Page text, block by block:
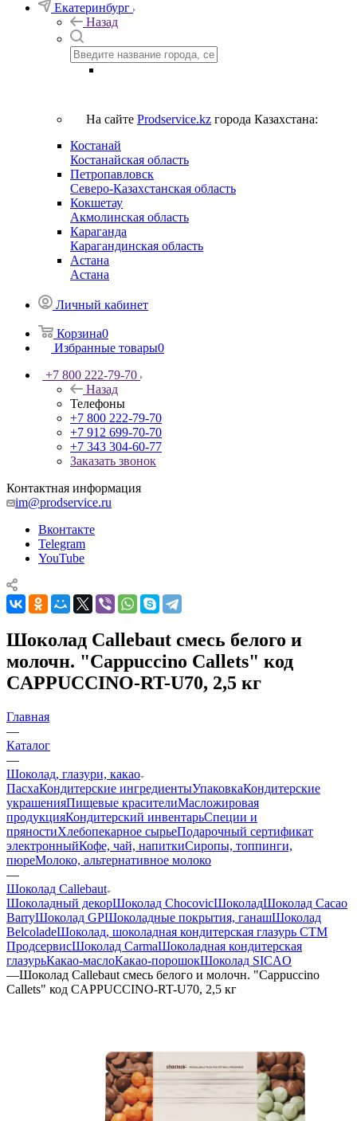
Екатеринбург
Назад
На сайте Prodservice.kz города Казахстана:
Костанай
Костанайская область
Петропавловск
Северо-Казахстанская область
Кокшетау
Акмолинская область
Караганда
Карагандинская область
Астана
Астана
Личный кабинет
Корзина0
Избранные товары0
+7 800 222-79-70
Назад
Телефоны
+7 800 222-79-70
+7 912 699-70-70
+7 343 304-60-77
Заказать звонок
Контактная информация
im@prodservice.ru
Вконтакте
Telegram
YouTube
Шоколад Callebaut смесь белого и
молочн. "Cappuccino Callets" код
CAPPUCCINO-RT-U70, 2,5 кг
Главная
—
Каталог
—
Шоколад, глазури, какао
ПасхаКондитерские ингредиентыУпаковкаКондитерские
украшенияПищевые красителиМасложировая
продукцияКондитерский инвентарьСпеции и
пряностиХлебопекарное сырьеПодарочный сертификат
электронныйКофе, чай, напиткиСиропы, топпинги,
пюреМолоко, альтернативное молоко
—
Шоколад Callebaut
Шоколадный декорШоколад ChocovicШоколадШоколад Cacao
BarryШоколад GPШоколадные покрытия, ганашШоколад
BelcoladeШоколад, шоколадная кондитерская глазурь СТМ
ПродсервисШоколад CarmaШоколадная кондитерская
глазурьКакао-маслоКакао-порошокШоколад SICAO
—Шоколад Callebaut смесь белого и молочн. "Cappuccino
Callets" код CAPPUCCINO-RT-U70, 2,5 кг